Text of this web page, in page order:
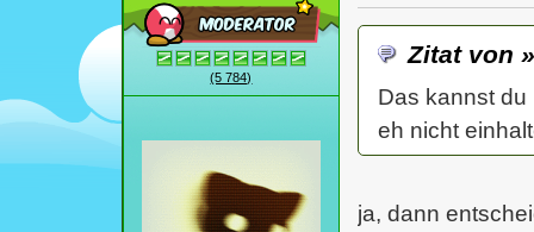
(5 784)
Zitat von
Das kannst du
eh nicht
ja, dann